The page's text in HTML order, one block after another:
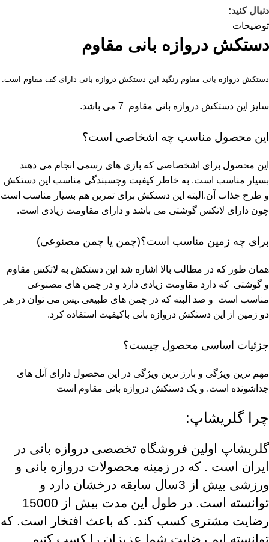
دنبال کنید:
توضیحات
دستکش دروازه بانی مقاوم
دستکش دروازه بانی مقاوم رنگید این دستکش دروازه بانی دارای کف مقاوم است.
سایز این دستکش دروازه بانی مقاوم 7 می باشد.
این محصول مناسب چه اشخاصی است؟
این محصول برای اشخصاصی که بازی های رسمی انجام می دهند
بسیار مناسب است. به خاطر کیفیت وچسبندگی مناسب این دستکش
و طرح جذاب آن.البته این دستکش برای تمرین هم بسیار مناسب است
چون دارای لاتکس گوشتی می باشد و دارای مقاومت زیادی است.
برای چه زمین مناسب است؟(چمن یا چمن مصنوعی)
همان طور که در مطالب بالا اشاره شد این دستکش به لاتکس مقاوم
و گوشتی که دارد مقاومت زیادی دارد و در چمن های مصنوعی
مناسب است و صد البته که در چمن های طبیعی .پس می توان در هر
دو زمین از این دستکش دروازه بانی باکیفیت استفاده کرد.
جزئیات اساسی محصول چیست؟
مهم ترین ویژگی و بارز ترین ویژگی در این محصول دارای آتل های
جداشونده است. و یک دستکش دروازه بانی مقاوم است
چرا گلریشاپ:
گلریشاپ اولین فروشگاه تخصصی دروازه بانی در
ایران است . که در زمینه محصولات دروازه بانی و
ورزشی بیش از 3سال سابقه درخشان دارد و
توانسته است. در طول این مدت بیش از 15000
رضایت مشتری کسب کند. که باعث افتخار است. که
توانسته ایم رضایت شما عزیزان را کسب کنیم.